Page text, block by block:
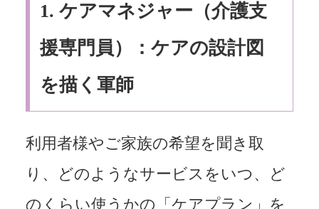
1.ケアマネジャー（介護支
援専門員）：ケアの設計図
を描く軍師
利用者様やご家族の希望を聞き取
り、どのようなサービスをいつ、ど
のくらい使うかの「ケアプラン」を